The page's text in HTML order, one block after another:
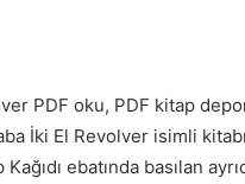
PDF oku, PDF kitap
İki El Revolver isimli
ebatında basılan